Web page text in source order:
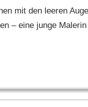
mit den leeren
– eine junge